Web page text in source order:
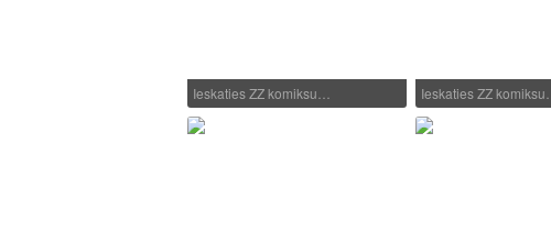
Ieskaties ZZ komiksu… Ieskaties ZZ komiksu…